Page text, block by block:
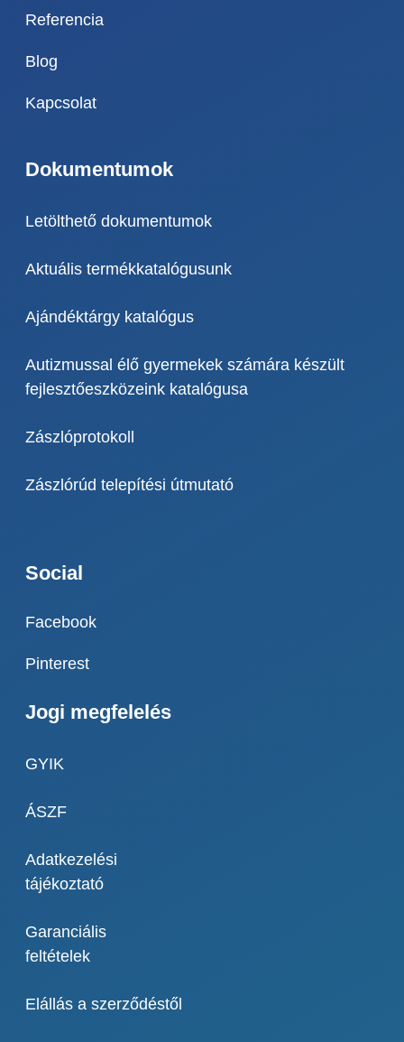
Referencia
Blog
Kapcsolat
Dokumentumok
Letölthető dokumentumok
Aktuális termékkatalógusunk
Ajándéktárgy katalógus
Autizmussal élő gyermekek számára készült
fejlesztőeszközeink katalógusa
Zászlóprotokoll
Zászlórúd telepítési útmutató
Social
Facebook
Pinterest
Jogi megfelelés
GYIK
ÁSZF
Adatkezelési
tájékoztató
Garanciális
feltételek
Elállás a szerződéstől